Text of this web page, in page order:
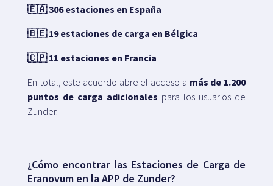
🇪🇦 306 estaciones en España
🇧🇪 19 estaciones de carga en Bélgica
🇨🇵 11 estaciones en Francia
En total, este acuerdo abre el acceso a más de 1.200
puntos de carga adicionales para los usuarios de
Zunder.
¿Cómo encontrar las Estaciones de Carga de
Eranovum en la APP de Zunder?